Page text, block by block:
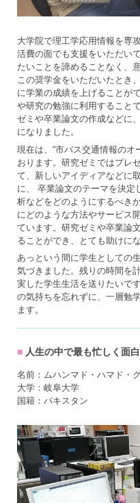
大学院で理工学応用情報を専
活費の面でも支援をいただい
たいことを諦めることなく、
この奨学金をいただいたとき
に学業の成績を上げることが
や研究の勉強に利用すること
ゼミや卒業論文の作成などに
になりました。
現在は、“市バス交通情報のオ
おります。研究ゼミではプレ
て、新しいアイディアなどに
に、 卒業論文のテーマを決定
析などをどのようにするべき
にどのような方法やサービス
ています。研究ゼミや卒業論
ることができ、とても助けに
あっという間に学生としての
気づきました。残りの時間を
実した学生生活を送りたいで
の気持ちを忘れずに、一層勉
ます。
人生の中で最も忙しく面
名前：ムハンマド・ハマド・
大学：岐阜大学
国籍：パキスタン